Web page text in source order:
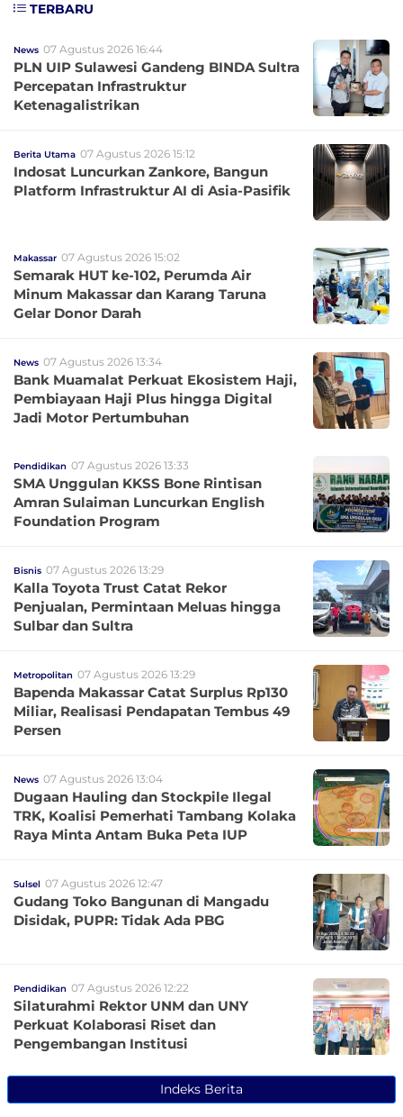
TERBARU
News 07 Agustus 2026 16:44
PLN UIP Sulawesi Gandeng BINDA Sultra
Percepatan Infrastruktur
Ketenagalistrikan
Berita Utama 07 Agustus 2026 15:12
Indosat Luncurkan Zankore, Bangun
Platform Infrastruktur AI di Asia-Pasifik
Makassar 07 Agustus 2026 15:02
Semarak HUT ke-102, Perumda Air
Minum Makassar dan Karang Taruna
Gelar Donor Darah
News 07 Agustus 2026 13:34
Bank Muamalat Perkuat Ekosistem Haji,
Pembiayaan Haji Plus hingga Digital
Jadi Motor Pertumbuhan
Pendidikan 07 Agustus 2026 13:33
SMA Unggulan KKSS Bone Rintisan
Amran Sulaiman Luncurkan English
Foundation Program
Bisnis 07 Agustus 2026 13:29
Kalla Toyota Trust Catat Rekor
Penjualan, Permintaan Meluas hingga
Sulbar dan Sultra
Metropolitan 07 Agustus 2026 13:29
Bapenda Makassar Catat Surplus Rp130
Miliar, Realisasi Pendapatan Tembus 49
Persen
News 07 Agustus 2026 13:04
Dugaan Hauling dan Stockpile Ilegal
TRK, Koalisi Pemerhati Tambang Kolaka
Raya Minta Antam Buka Peta IUP
Sulsel 07 Agustus 2026 12:47
Gudang Toko Bangunan di Mangadu
Disidak, PUPR: Tidak Ada PBG
Pendidikan 07 Agustus 2026 12:22
Silaturahmi Rektor UNM dan UNY
Perkuat Kolaborasi Riset dan
Pengembangan Institusi
Indeks Berita